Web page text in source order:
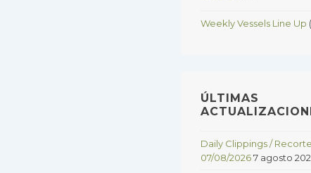
Weekly Vessels Line Up
ÚLTIMAS
Daily Clippings /
07/08/20267 agosto